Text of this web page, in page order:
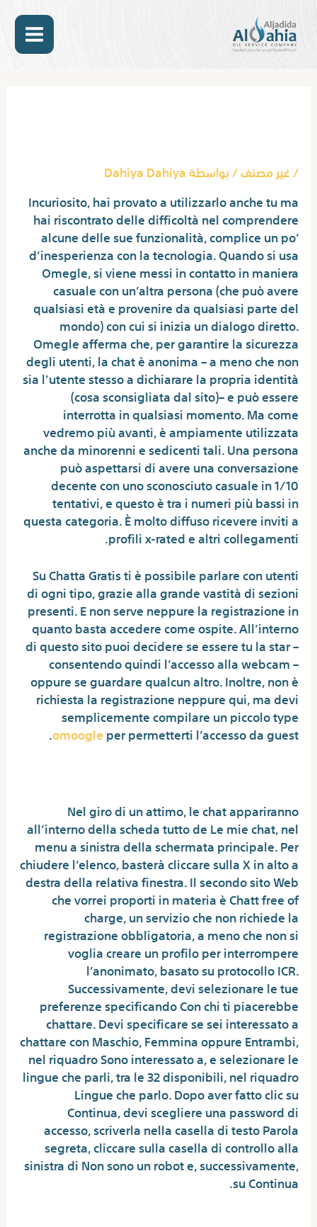
المحتوى
/غير مصنف/ بواسطةDahiya Dahiya
Incuriosito, hai provato a utilizzarlo anche tu ma
hai riscontrato delle difficoltà nel comprendere
alcune delle sue funzionalità, complice un po’
d’inesperienza con la tecnologia. Quando si usa
Omegle, si viene messi in contatto in maniera
casuale con un’altra persona (che può avere
qualsiasi età e provenire da qualsiasi parte del
mondo) con cui si inizia un dialogo diretto.
Omegle afferma che, per garantire la sicurezza
degli utenti, la chat è anonima – a meno che non
sia l’utente stesso a dichiarare la propria identità
(cosa sconsigliata dal sito)– e può essere
interrotta in qualsiasi momento. Ma come
vedremo più avanti, è ampiamente utilizzata
anche da minorenni e sedicenti tali. Una persona
può aspettarsi di avere una conversazione
decente con uno sconosciuto casuale in 1/10
tentativi, e questo è tra i numeri più bassi in
questa categoria. È molto diffuso ricevere inviti a
profili x-rated e altri collegamenti.
Su Chatta Gratis ti è possibile parlare con utenti
di ogni tipo, grazie alla grande vastità di sezioni
presenti. E non serve neppure la registrazione in
quanto basta accedere come ospite. All’interno
di questo sito puoi decidere se essere tu la star –
consentendo quindi l’accesso alla webcam –
oppure se guardare qualcun altro. Inoltre, non è
richiesta la registrazione neppure qui, ma devi
semplicemente compilare un piccolo type
omoogleper permetterti l’accesso da guest.
Nel giro di un attimo, le chat appariranno
all’interno della scheda tutto de Le mie chat, nel
menu a sinistra della schermata principale. Per
chiudere l’elenco, basterà cliccare sulla X in alto a
destra della relativa finestra. Il secondo sito Web
che vorrei proporti in materia è Chatt free of
charge, un servizio che non richiede la
registrazione obbligatoria, a meno che non si
voglia creare un profilo per interrompere
l’anonimato, basato su protocollo ICR.
Successivamente, devi selezionare le tue
preferenze specificando Con chi ti piacerebbe
chattare. Devi specificare se sei interessato a
chattare con Maschio, Femmina oppure Entrambi,
nel riquadro Sono interessato a, e selezionare le
lingue che parli, tra le 32 disponibili, nel riquadro
Lingue che parlo. Dopo aver fatto clic su
Continua, devi scegliere una password di
accesso, scriverla nella casella di testo Parola
segreta, cliccare sulla casella di controllo alla
sinistra di Non sono un robot e, successivamente,
su Continua.